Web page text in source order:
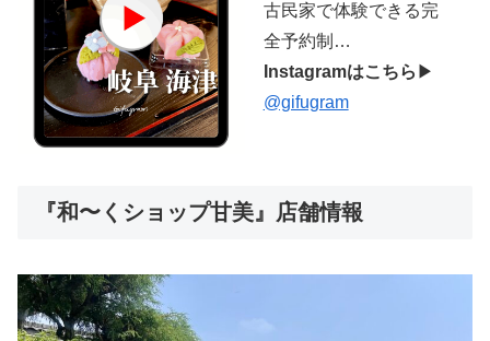
古民家で体験できる完
全予約制…
Instagramはこちら ▶︎
@gifugram
『和〜くショップ甘美』店舗情報